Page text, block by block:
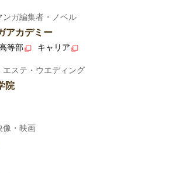
ンガ編集者・ノベル
アカデミー
等部 キャリア
ステ・ウエディング
院
像・映画